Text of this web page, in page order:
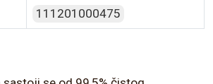
111201000475